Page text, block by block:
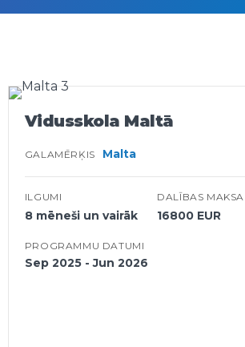
Vidusskola Maltā
GALAMĒRĶIS Malta
ILGUMI
8 mēneši un vairāk
DALĪBAS MAKSA
16800 EUR
PROGRAMMU DATUMI
Sep 2025 - Jun 2026